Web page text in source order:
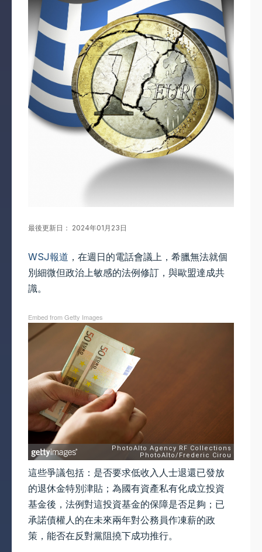
最後更新日： 2024年01月23日
WSJ報道 ，在週日的電話會議上，希臘無法就個
別細微但政治上敏感的法例修訂，與歐盟達成共
識。
Embed from Getty Images
這些爭議包括：是否要求低收入人士退還已發放
的退休金特別津貼；為國有資產私有化成立投資
基金後，法例對這投資基金的保障是否足夠；已
承諾債權人的在未來兩年對公務員作凍薪的政
策，能否在反對黨阻撓下成功推行。